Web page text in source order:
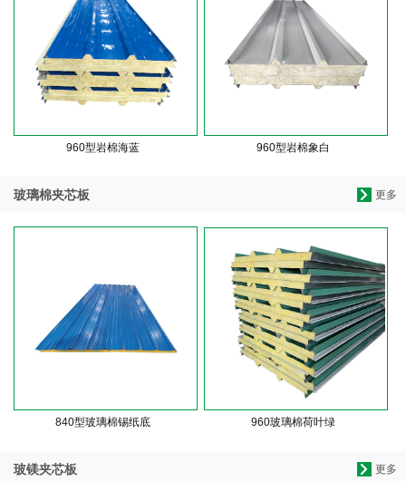
960型岩棉海蓝 960型岩棉象白
更多
玻璃棉夹芯板
840型玻璃棉锡纸底 960玻璃棉荷叶绿
更多
玻镁夹芯板